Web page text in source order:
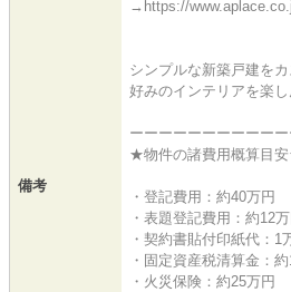
備考
→https://
シンプルな新築戸建を
好みのインテリアを楽
ーーーーーーーーーー
★物件の諸費用概算目
・登記費用：約40万円
・表題登記費用：約12万
・契約書貼付印紙代：1
・固定資産税清算金：
・火災保険：約25万円